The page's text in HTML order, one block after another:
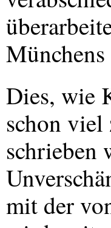
Dies, wie
schon
schrieben
mit der